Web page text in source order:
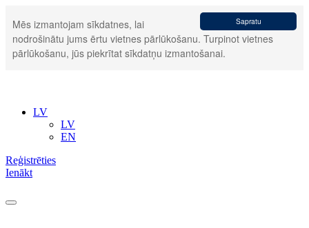
Sapratu
Mēs izmantojam sīkdatnes, lai
nodrošinātu jums ērtu vietnes pārlūkošanu. Turpinot vietnes
pārlūkošanu, jūs piekrītat sīkdatņu izmantošanai.
LV
LV
EN
Reģistrēties
Ienākt